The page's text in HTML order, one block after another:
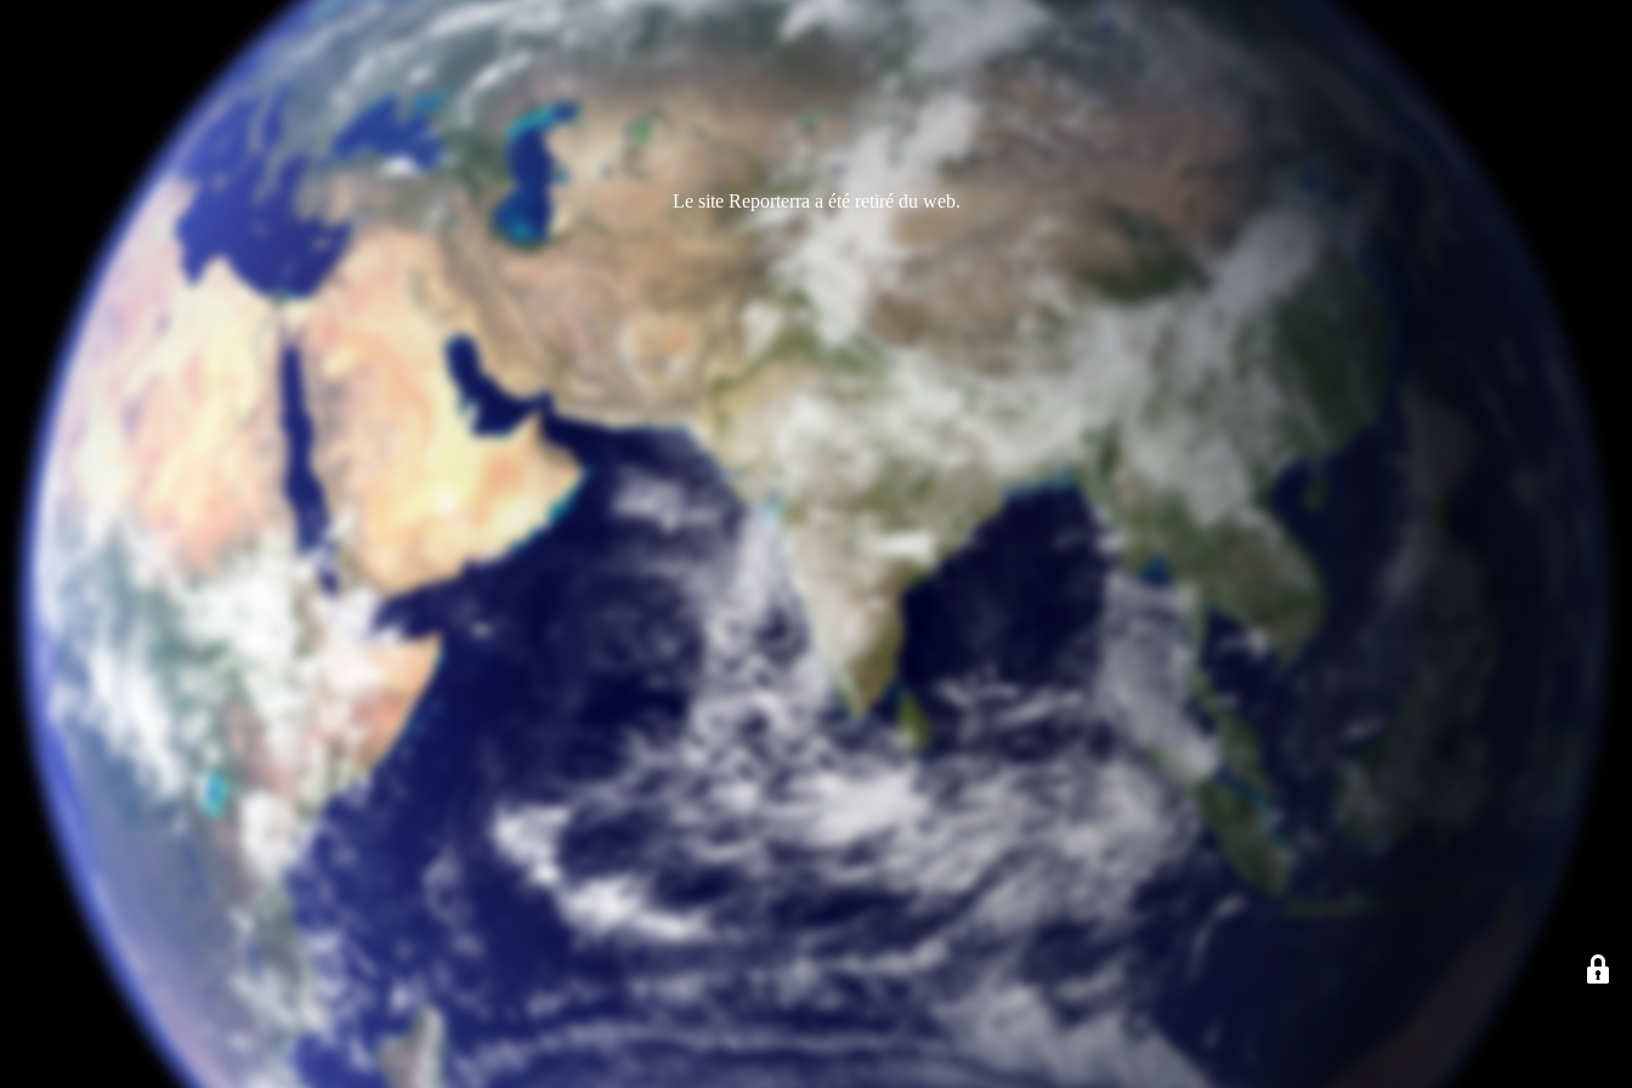
Le site Reporterra a été retiré du web.